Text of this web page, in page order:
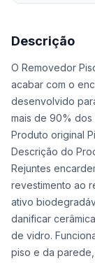
Descrição
O Removedor
acabar com o
desenvolvido
mais de 90% dos
Produto original
Descrição do
Rejuntes
revestimento ao
ativo
danificar
de vidro.
piso e da